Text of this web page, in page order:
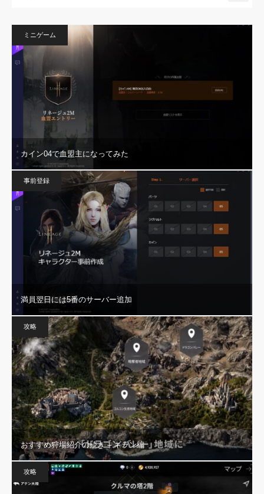
ミニゲーム
カイン04で血盟主になってみた
事前登録
満員翌日には5番のサーバー追加
攻略
おすすめ狩場紹介の続き – ギラン編
攻略